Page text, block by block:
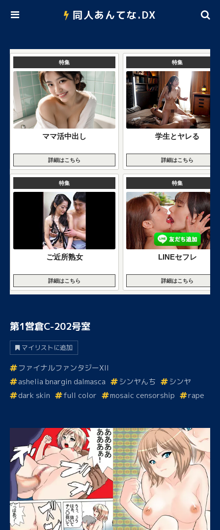
同人あんてな.DX
特集
ママ活中出し
詳細はこちら
特集
ご近所熟女
詳細はこちら
特集
学生とヤレる
詳細はこちら
特集
LINEセフレ
詳細はこちら
第1営倉C-202号室
マイリストに追加
ファイナルファンタジーXII
ashelia bnargin dalmasca
シンヤんち
シンヤ
dark skin
full color mosaic censorship rape